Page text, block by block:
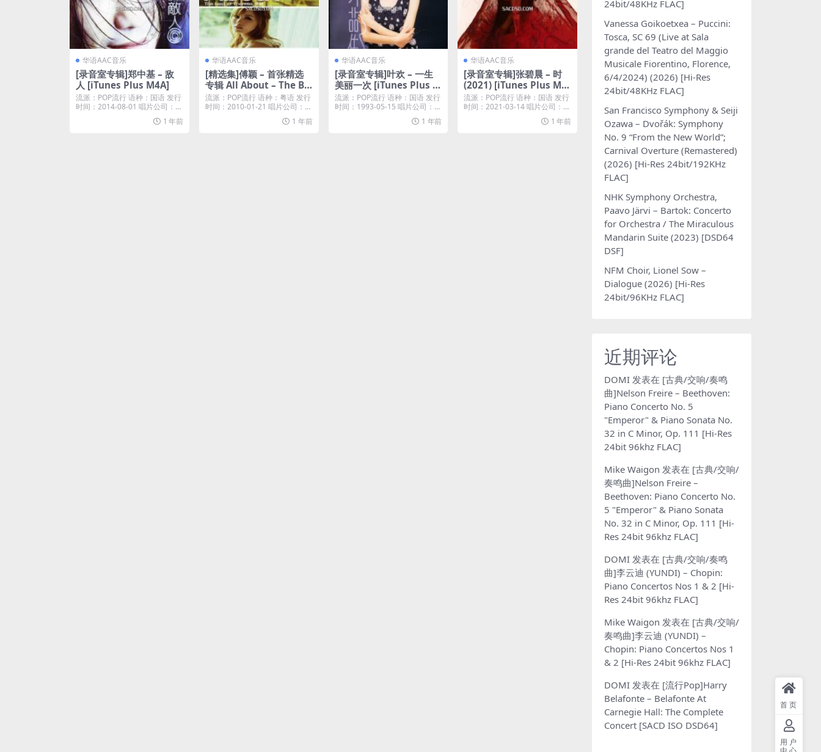
华语AAC音乐
[录音室专辑]郑中基 – 敌
人 [iTunes Plus M4A]
流派：POP流行 语种：国语 发行
时间：2014-08-01 唱片公司：金
1 年前
华语AAC音乐
[精选集]傅颖 – 首张精选
专辑 All About – The Be
st of Theresa (2010) [iT
unes Plus M4A]
流派：POP流行 语种：粤语 发行
时间：2010-01-21 唱片公司：金
1 年前
华语AAC音乐
[录音室专辑]叶欢 – 一生
美丽一次 [iTunes Plus M
4A]
流派：POP流行 语种：国语 发行
时间：1993-05-15 唱片公司：华
1 年前
华语AAC音乐
[录音室专辑]张碧晨 – 时
(2021) [iTunes Plus M4
A]
流派：POP流行 语种：国语 发行
时间：2021-03-14 唱片公司：梦
1 年前
24bit/48KHz FLAC]
Vanessa Goikoetxea – Puccini:
Tosca, SC 69 (Live at Sala
grande del Teatro del Maggio
Musicale Fiorentino, Florence,
6/4/2024) (2026) [Hi-Res
24bit/48KHz FLAC]
San Francisco Symphony & Seiji
Ozawa – Dvořák: Symphony
No. 9 “From the New World”;
Carnival Overture (Remastered)
(2026) [Hi-Res 24bit/192KHz
FLAC]
NHK Symphony Orchestra,
Paavo Järvi – Bartok: Concerto
for Orchestra / The Miraculous
Mandarin Suite (2023) [DSD64
DSF]
NFM Choir, Lionel Sow –
Dialogue (2026) [Hi-Res
24bit/96KHz FLAC]
近期评论
DOMI 发表在 [古典/交响/奏鸣
曲]Nelson Freire – Beethoven:
Piano Concerto No. 5
"Emperor" & Piano Sonata No.
32 in C Minor, Op. 111 [Hi-Res
24bit 96khz FLAC]
Mike Waigon 发表在 [古典/交响/
奏鸣曲]Nelson Freire –
Beethoven: Piano Concerto No.
5 "Emperor" & Piano Sonata
No. 32 in C Minor, Op. 111 [Hi-
Res 24bit 96khz FLAC]
DOMI 发表在 [古典/交响/奏鸣
曲]李云迪 (YUNDI) – Chopin:
Piano Concertos Nos 1 & 2 [Hi-
Res 24bit 96khz FLAC]
Mike Waigon 发表在 [古典/交响/
奏鸣曲]李云迪 (YUNDI) –
Chopin: Piano Concertos Nos 1
& 2 [Hi-Res 24bit 96khz FLAC]
DOMI 发表在 [流行Pop]Harry
Belafonte – Belafonte At
Carnegie Hall: The Complete
Concert [SACD ISO DSD64]
首页
用户